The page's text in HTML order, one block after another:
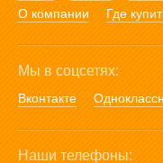
О компании
Где
Мы в соцсетях:
Вконтакте
Наши телефоны: